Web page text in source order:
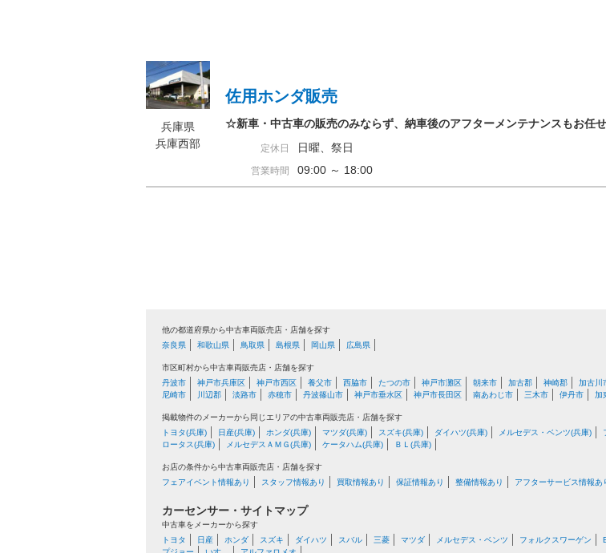
兵庫県
兵庫西部
佐用ホンダ販売
☆新車・中古車の販売のみならず、納車後のアフターメンテナンスもお任
定休日 日曜、祭日
営業時間 09:00 ～ 18:00
他の都道府県から中古車両販売店・店舗を探す
奈良県
和歌山県 鳥取県 島根県 岡山県 広島県
市区町村から中古車両販売店・店舗を探す
丹波市
神戸市兵庫区 神戸市西区 養父市 西脇市 たつの市 神戸市灘区 朝来市 加古郡 神崎郡 加古川
尼崎市
川辺郡 淡路市 赤穂市 丹波篠山市 神戸市垂水区 神戸市長田区 南あわじ市 三木市 伊丹市 加
掲載物件のメーカーから同じエリアの中古車両販売店・店舗を探す
トヨタ(兵庫)
日産(兵庫) ホンダ(兵庫) マツダ(兵庫) スズキ(兵庫) ダイハツ(兵庫) メルセデス・ベンツ(兵庫)
ロータス(兵庫)
メルセデスＡＭＧ(兵庫) ケータハム(兵庫) ＢＬ(兵庫)
お店の条件から中古車両販売店・店舗を探す
フェアイベント情報あり
スタッフ情報あり 買取情報あり 保証情報あり 整備情報あり アフターサービス情報あ
カーセンサー・サイトマップ
中古車をメーカーから探す
トヨタ
日産 ホンダ スズキ ダイハツ スバル 三菱 マツダ メルセデス・ベンツ フォルクスワーゲン